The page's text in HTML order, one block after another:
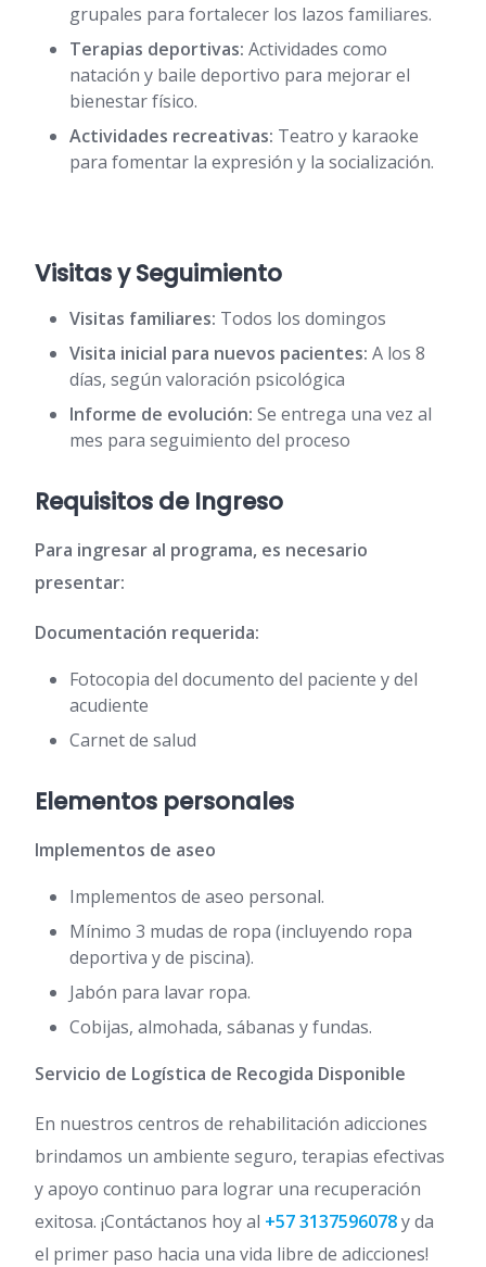
grupales para fortalecer los lazos familiares.
Terapias deportivas: Actividades como
natación y baile deportivo para mejorar el
bienestar físico.
Actividades recreativas: Teatro y karaoke
para fomentar la expresión y la socialización.
Visitas y Seguimiento
Visitas familiares: Todos los domingos
Visita inicial para nuevos pacientes: A los 8
días, según valoración psicológica
Informe de evolución: Se entrega una vez al
mes para seguimiento del proceso
Requisitos de Ingreso
Para ingresar al programa, es necesario
presentar:
Documentación requerida:
Fotocopia del documento del paciente y del
acudiente
Carnet de salud
Elementos personales
Implementos de aseo
Implementos de aseo personal.
Mínimo 3 mudas de ropa (incluyendo ropa
deportiva y de piscina).
Jabón para lavar ropa.
Cobijas, almohada, sábanas y fundas.
Servicio de Logística de Recogida Disponible
En nuestros centros de rehabilitación adicciones
brindamos un ambiente seguro, terapias efectivas
y apoyo continuo para lograr una recuperación
exitosa. ¡Contáctanos hoy al +57 3137596078y da
el primer paso hacia una vida libre de adicciones!